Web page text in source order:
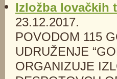
Izložba lovačkih
23.12.2017.
POVODOM 115
UDRUŽENJE
ORGANIZUJE